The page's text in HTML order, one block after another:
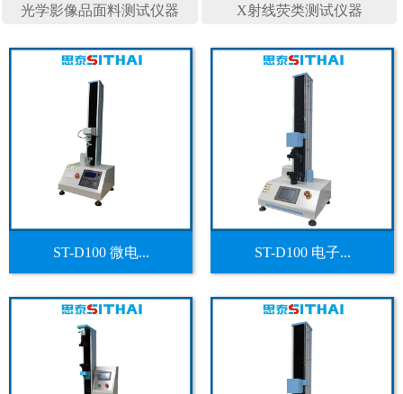
光学影像 X射线荧
ST-D100 微电... ST-D100 电子...